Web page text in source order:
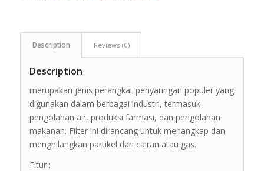
Description Reviews (0)
Description
merupakan jenis perangkat penyaringan populer yang
digunakan dalam berbagai industri, termasuk
pengolahan air, produksi farmasi, dan pengolahan
makanan. Filter ini dirancang untuk menangkap dan
menghilangkan partikel dari cairan atau gas.
Fitur :